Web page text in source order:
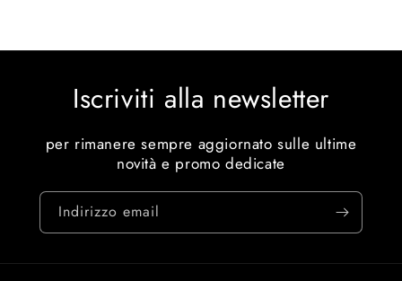
Iscriviti alla newsletter
per rimanere sempre aggiornato sulle ultime
novità e promo dedicate
Indirizzo email